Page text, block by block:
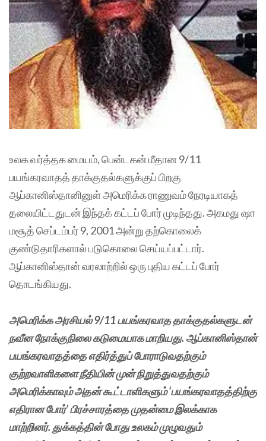
உலக வர்த்தக மையம், பென்டகன் மீதான 9/11
பயங்கரவாதத் தாக்குதல்களுக்குப் பிறகு
ஆப்கானிஸ்தானினுள் அமெரிக்க ராணுவம் நேரடியாகத்
தலையிட்டதுடன் இந்தக் கட்டப் போர் முடிந்தது. அகமது ஷா
மசூத் செப்டம்பர் 9, 2001 அன்று தற்கொலைக்
குண்டுதாரிகளால் படுகொலை செய்யப்பட்டார்.
ஆப்கானிஸ்தான் வரலாற்றில் ஒரு புதிய கட்டப் போர்
தொடங்கியது.
அமெரிக்க அரசியல் 9/11 பயங்கரவாத தாக்குதல்களுடன்
நவீன நோக்குநிலை கடுமையாக மாறியது. ஆப்கானிஸ்தான்
பயங்கரவாதத்தை எதிர்த்துப் போராடுவதற்கும்
குற்றவாளிகளை நீதியின் முன் நிறுத்துவதற்கும்
அமெரிக்காவும் அதன் கூட்டாளிகளும் ‘பயங்கரவாதத்திற்கு
எதிரான போர்’ பிரச்சாரத்தை முதன்மை இலக்காக
மாற்றினர். துக்கத்தின் போது உலகம் முழுவதும்